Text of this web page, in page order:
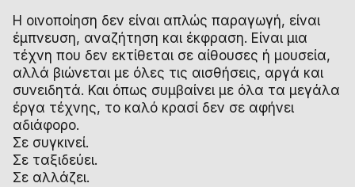
Η οινοποίηση δεν είναι απλώς παραγωγή, είναι
έμπνευση, αναζήτηση και έκφραση. Είναι μια
τέχνη που δεν εκτίθεται σε αίθουσες ή μουσεία,
αλλά βιώνεται με όλες τις αισθήσεις, αργά και
συνειδητά. Και όπως συμβαίνει με όλα τα μεγάλα
έργα τέχνης, το καλό κρασί δεν σε αφήνει
αδιάφορο.
Σε συγκινεί.
Σε ταξιδεύει.
Σε αλλάζει.